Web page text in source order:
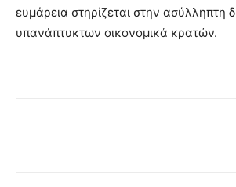
ευμάρεια στηρίζεται στην ασύλληπτη
υπανάπτυκτων οικονομικά κρατών.